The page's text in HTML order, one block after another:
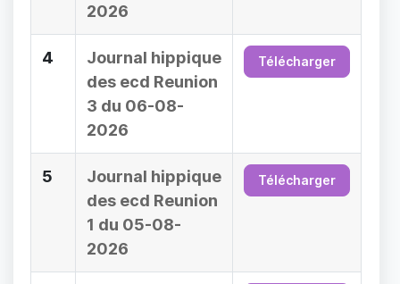
2026
4
Journal hippique
des ecd Reunion
3 du 06-08-
2026
Télécharger
5
Journal hippique
des ecd Reunion
1 du 05-08-
2026
Télécharger